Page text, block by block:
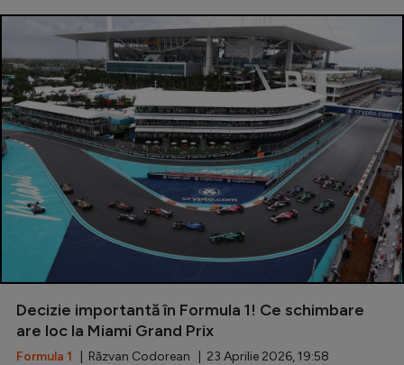
Decizie importantă în Formula 1! Ce schimbare
are loc la Miami Grand Prix
Formula 1 | Răzvan Codorean | 23 Aprilie 2026, 19:58